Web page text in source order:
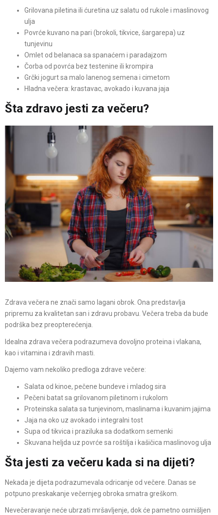
Grilovana piletina ili ćuretina uz salatu od rukole i maslinovog
ulja
Povrće kuvano na pari (brokoli, tikvice, šargarepa) uz
tunjevinu
Omlet od belanaca sa spanaćem i paradajzom
Čorba od povrća bez testenine ili krompira
Grčki jogurt sa malo lanenog semena i cimetom
Hladna večera: krastavac, avokado i kuvana jaja
Šta zdravo jesti za večeru?
Zdrava večera ne znači samo lagani obrok. Ona predstavlja
pripremu za kvalitetan san i zdravu probavu. Večera treba da bude
podrška bez preopterećenja.
Idealna zdrava večera podrazumeva dovoljno proteina i vlakana,
kao i vitamina i zdravih masti.
Dajemo vam nekoliko predloga zdrave večere:
Salata od kinoe, pečene bundeve i mladog sira
Pečeni batat sa grilovanom piletinom i rukolom
Proteinska salata sa tunjevinom, maslinama i kuvanim jajima
Jaja na oko uz avokado i integralni tost
Supa od tikvica i praziluka sa dodatkom semenki
Skuvana heljda uz povrće sa roštilja i kašičica maslinovog ulja
Šta jesti za večeru kada si na dijeti?
Nekada je dijeta podrazumevala odricanje od večere. Danas se
potpuno preskakanje večernjeg obroka smatra greškom.
Nevečeravanje neće ubrzati mršavljenje, dok će pametno osmišljen